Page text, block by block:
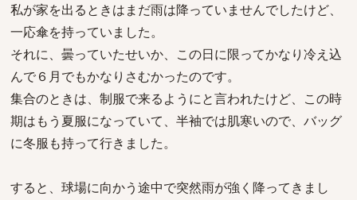
私が家を出るときはまだ雨は降っていませんでしたけど、
一応傘を持っていました。
それに、曇っていたせいか、この日に限ってかなり冷え込
んで６月でもかなりさむかったのです。
集合のときは、制服で来るようにと言われたけど、この時
期はもう夏服になっていて、半袖では肌寒いので、バッグ
に冬服も持って行きました。
すると、球場に向かう途中で突然雨が強く降ってきまし